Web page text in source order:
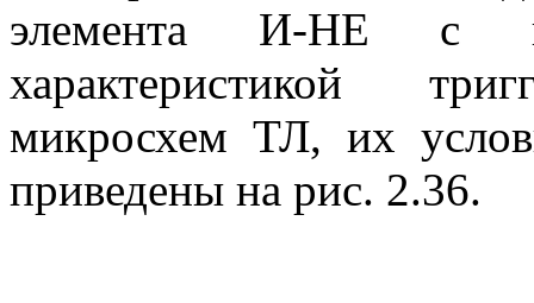
элемента И-НЕ с
характеристикой
микросхем ТЛ, их
приведены на рис. 2.36.